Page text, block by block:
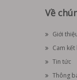
Về
Giới
Cam
Tin tức
Thông